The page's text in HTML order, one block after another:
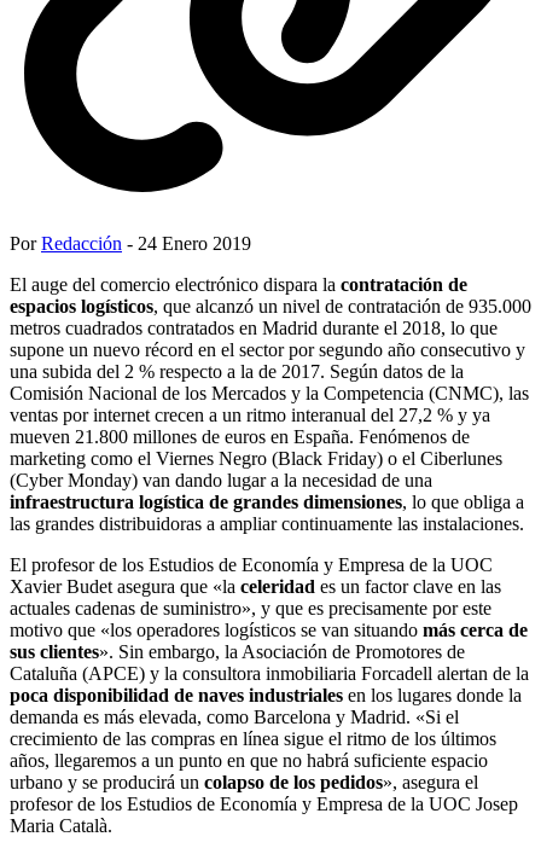
PorRedacción - 24 Enero 2019
El auge del comercio electrónico dispara la contratación de
espacios logísticos, que alcanzó un nivel de contratación de 935.000
metros cuadrados contratados en Madrid durante el 2018, lo que
supone un nuevo récord en el sector por segundo año consecutivo y
una subida del 2 % respecto a la de 2017. Según datos de la
Comisión Nacional de los Mercados y la Competencia (CNMC), las
ventas por internet crecen a un ritmo interanual del 27,2 % y ya
mueven 21.800 millones de euros en España. Fenómenos de
marketing como el Viernes Negro (Black Friday) o el Ciberlunes
(Cyber Monday) van dando lugar a la necesidad de una
infraestructura logística de grandes dimensiones, lo que obliga a
las grandes distribuidoras a ampliar continuamente las instalaciones.
El profesor de los Estudios de Economía y Empresa de la UOC
Xavier Budet asegura que «la celeridad es un factor clave en las
actuales cadenas de suministro», y que es precisamente por este
motivo que «los operadores logísticos se van situando más cerca de
sus clientes». Sin embargo, la Asociación de Promotores de
Cataluña (APCE) y la consultora inmobiliaria Forcadell alertan de la
poca disponibilidad de naves industriales en los lugares donde la
demanda es más elevada, como Barcelona y Madrid. «Si el
crecimiento de las compras en línea sigue el ritmo de los últimos
años, llegaremos a un punto en que no habrá suficiente espacio
urbano y se producirá un colapso de los pedidos», asegura el
profesor de los Estudios de Economía y Empresa de la UOC Josep
Maria Català.